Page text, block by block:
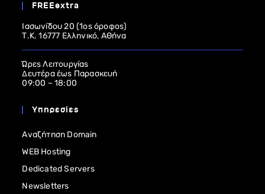
FREEextra
Ιασωνίδου 20 (1ος όροφος)
Τ.Κ. 16777 Ελληνικό, Αθήνα
Ώρες Λειτουργίας
Δευτέρα έως Παρασκευή
09:00 – 18:00
Υπηρεσίες
Αναζήτηση Domain
WEB Hosting
Dedicated Servers
Newsletters